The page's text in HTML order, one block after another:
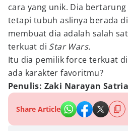
cara yang unik. Dia bertarung
tetapi tubuh aslinya berada
membuat dia adalah salah
terkuat di Star Wars.
Itu dia pemilik force terkuat di
ada karakter favoritmu?
Penulis: Zaki Narayan Satria
Share Article